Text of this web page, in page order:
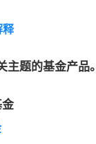
释
主题的基金产品。